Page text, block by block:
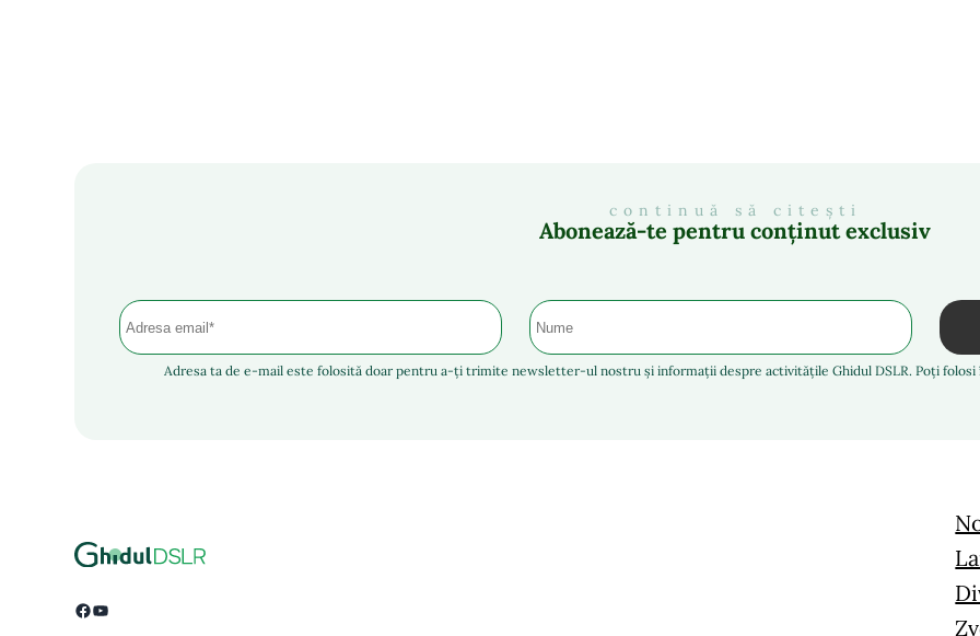
continuă să citești
Abonează-te pentru conținut exclusiv
Adresa ta de e-mail este folosită doar pentru a-ți trimite newsletter-ul nostru și informații despre activitățile Ghidul DSLR. Poți
Facebook YouTube